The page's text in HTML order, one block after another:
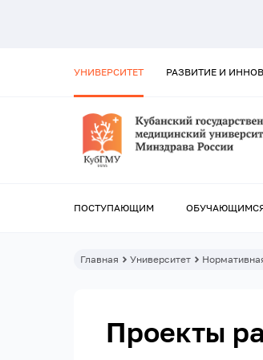
УНИВЕРСИТЕТ РАЗВИТИЕ И
ПОСТУПАЮЩИМ
Главная Университет
Проекты